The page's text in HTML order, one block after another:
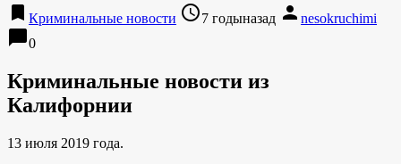
bookmark Криминальные новости access_time7 годыназад person nesokruchimi
chat_bubble0
Криминальные новости из
Калифорнии
13 июля 2019 года.